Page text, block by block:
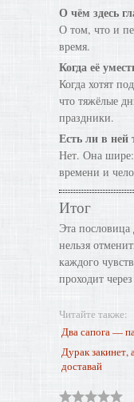
О чём здесь
О том, что и
время.
Когда её
Когда хотят
что тяжёлые
праздники.
Есть ли в ней
Нет. Она шире:
времени и
Итог
Эта
нельзя
каждого
проходит
Читайте также:
Два сапога —
Дурак закинет,
доставай